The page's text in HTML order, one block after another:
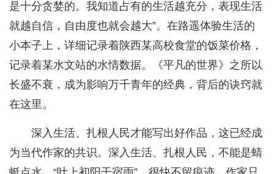
是十分贪婪的。我知道占有的生活越充分，表现生活
就越自信，自由度也就会越大”。在路遥体验生活的
小本子上，详细记录着陕西某高校食堂的饭菜价格，
记录着某水文站的水情数据。《平凡的世界》之所以
长盛不衰，成为影响万千青年的经典，背后的诀窍就
在这里。
深入生活、扎根人民才能写出好作品，这已经成
为当代作家的共识。深入生活、扎根人民，不能是蜻